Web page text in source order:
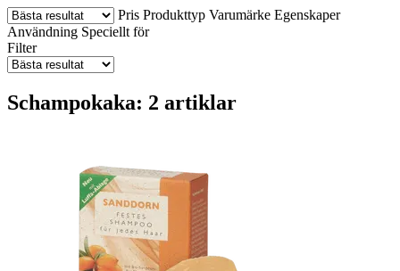
Pris Produkttyp Varumärke Egenskaper
Användning Speciellt för
Filter
Schampokaka: 2 artiklar